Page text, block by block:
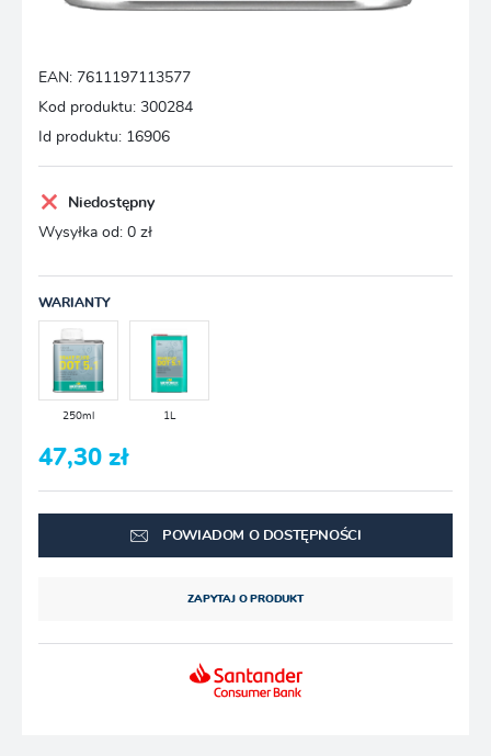
EAN: 7611197113577
Kod produktu: 300284
Id produktu: 16906
Niedostępny
Wysyłka od: 0 zł
WARIANTY
250ml 1L
47,30 zł
POWIADOM O DOSTĘPNOŚCI
ZAPYTAJ O PRODUKT